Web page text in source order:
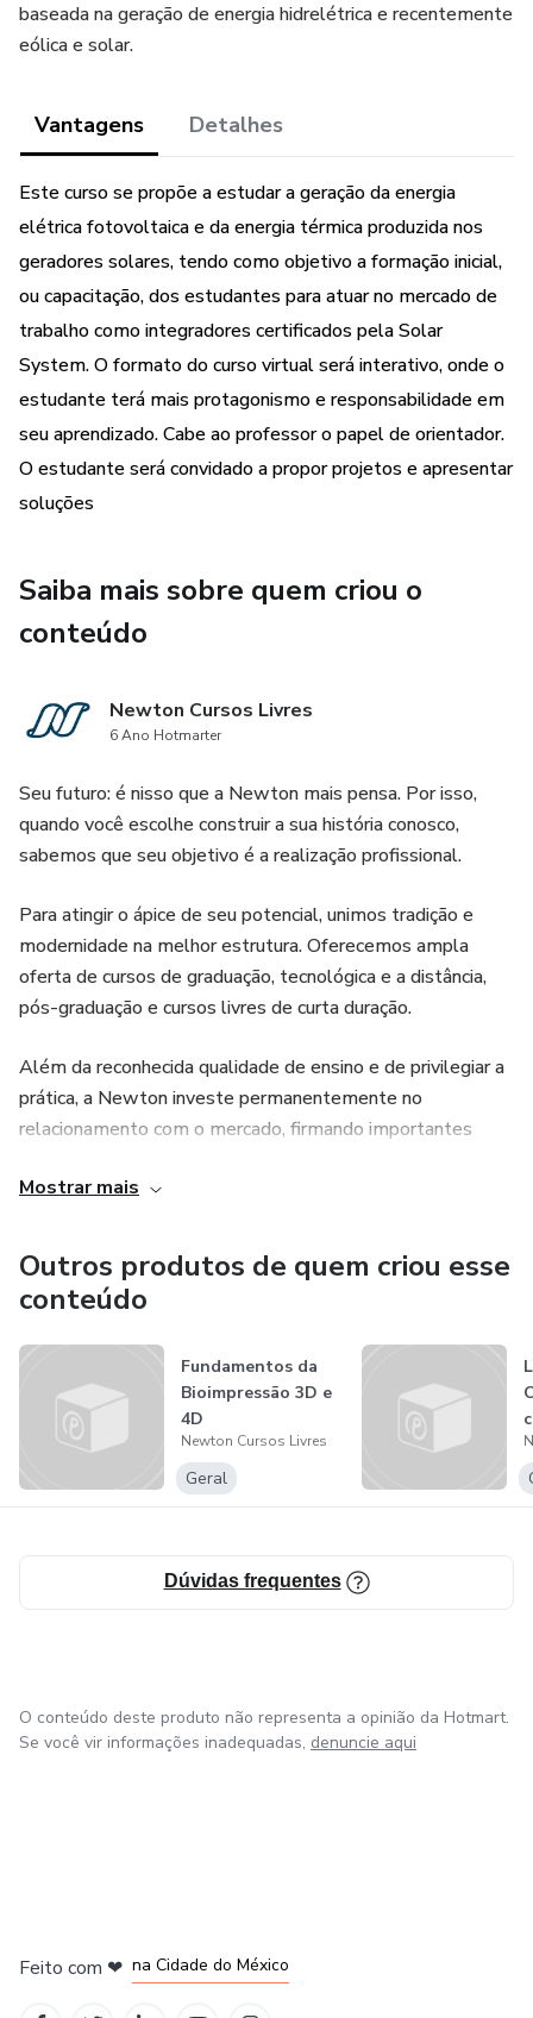
baseada na geração de energia hidrelétrica e recentemente
eólica e solar.
Vantagens Detalhes
Este curso se propõe a estudar a geração da energia
elétrica fotovoltaica e da energia térmica produzida nos
geradores solares, tendo como objetivo a formação inicial,
ou capacitação, dos estudantes para atuar no mercado de
trabalho como integradores certificados pela Solar
System. O formato do curso virtual será interativo, onde o
estudante terá mais protagonismo e responsabilidade em
seu aprendizado. Cabe ao professor o papel de orientador.
O estudante será convidado a propor projetos e apresentar
soluções
Saiba mais sobre quem criou o
conteúdo
Newton Cursos Livres
6 Ano Hotmarter
Seu futuro: é nisso que a Newton mais pensa. Por isso,
quando você escolhe construir a sua história conosco,
sabemos que seu objetivo é a realização profissional.
Para atingir o ápice de seu potencial, unimos tradição e
modernidade na melhor estrutura. Oferecemos ampla
oferta de cursos de graduação, tecnológica e a distância,
pós-graduação e cursos livres de curta duração.
Além da reconhecida qualidade de ensino e de privilegiar a
prática, a Newton investe permanentemente no
relacionamento com o mercado, firmando importantes
perspectivas e oportunidades profissionais.
Mostrar mais
Outros produtos de quem criou esse
conteúdo
Fundamentos da
Bioimpressão 3D e
4D
Newton Cursos Livres
Geral
Dúvidas frequentes
O conteúdo deste produto não representa a opinião da Hotmart.
Se você vir informações inadequadas, denuncie aqui
Feito com ❤ na Cidade do México